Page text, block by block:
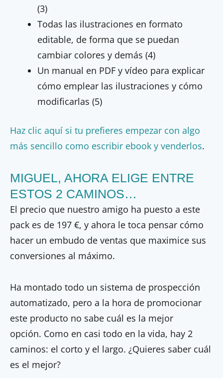
(3)
Todas las ilustraciones en formato
editable, de forma que se puedan
cambiar colores y demás (4)
Un manual en PDF y vídeo para explicar
cómo emplear las ilustraciones y cómo
modificarlas (5)
Haz clic aquí si tu prefieres empezar con algo
más sencillo como escribir ebook y venderlos.
MIGUEL, AHORA ELIGE ENTRE
ESTOS 2 CAMINOS…
El precio que nuestro amigo ha puesto a este
pack es de 197 €, y ahora le toca pensar cómo
hacer un embudo de ventas que maximice sus
conversiones al máximo.
Ha montado todo un sistema de prospección
automatizado, pero a la hora de promocionar
este producto no sabe cuál es la mejor
opción. Como en casi todo en la vida, hay 2
caminos: el corto y el largo. ¿Quieres saber cuál
es el mejor?